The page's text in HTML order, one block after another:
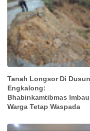
Tanah Longsor Di Dusun
Engkalong:
Bhabinkamtibmas Imbau
Warga Tetap Waspada